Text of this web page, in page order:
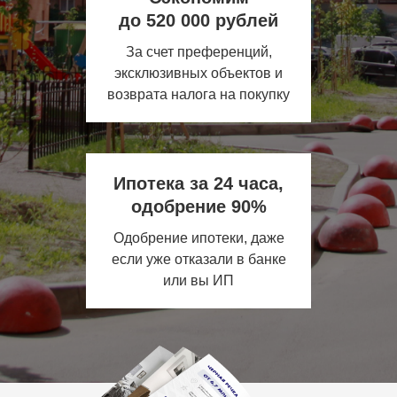
до 520 000 рублей
За счет преференций,
эксклюзивных объектов и
возврата налога на покупку
Ипотека за 24 часа,
одобрение 90%
Одобрение ипотеки, даже
если уже отказали в банке
или вы ИП